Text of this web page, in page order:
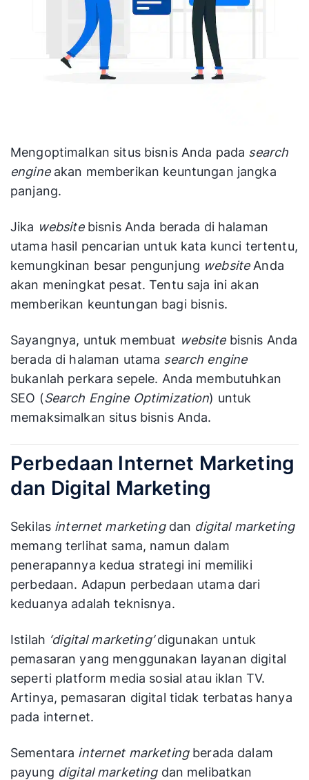
Mengoptimalkan situs bisnis Anda pada search
engineakan memberikan keuntungan jangka
panjang.
Jika websitebisnis Anda berada di halaman
utama hasil pencarian untuk kata kunci tertentu,
kemungkinan besar pengunjung websiteAnda
akan meningkat pesat. Tentu saja ini akan
memberikan keuntungan bagi bisnis.
Sayangnya, untuk membuat websitebisnis Anda
berada di halaman utama search engine
bukanlah perkara sepele. Anda membutuhkan
SEO (Search Engine Optimization) untuk
memaksimalkan situs bisnis Anda.
Perbedaan Internet Marketing
dan Digital Marketing
Sekilas internet marketing dan digital marketing
memang terlihat sama, namun dalam
penerapannya kedua strategi ini memiliki
perbedaan. Adapun perbedaan utama dari
keduanya adalah teknisnya.
Istilah ‘digital marketing’digunakan untuk
pemasaran yang menggunakan layanan digital
seperti platform media sosial atau iklan TV.
Artinya, pemasaran digital tidak terbatas hanya
pada internet.
Sementara internet marketingberada dalam
payung digital marketingdan melibatkan